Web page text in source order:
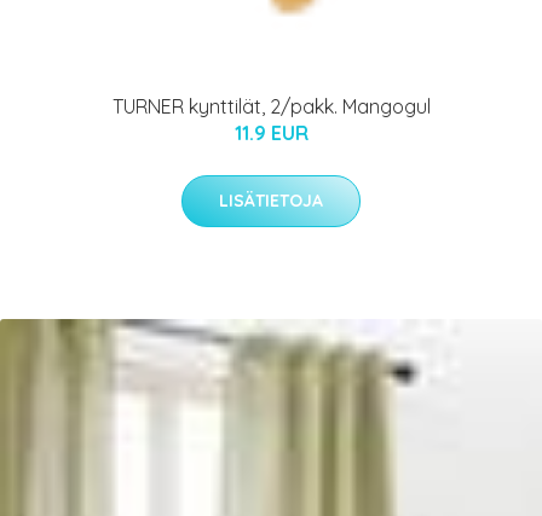
TURNER kynttilät, 2/pakk. Mangogul
11.9 EUR
LISÄTIETOJA